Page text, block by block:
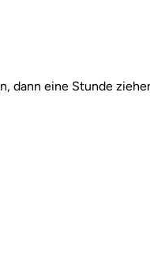
dann eine Stunde